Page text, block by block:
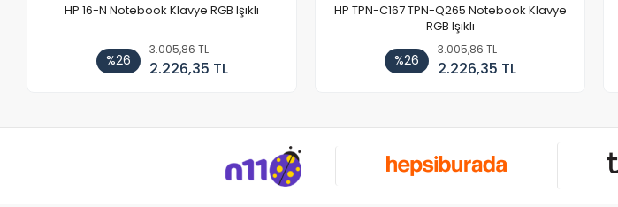
HP 16-N Notebook Klavye RGB Işıklı
%26
3.005,86 TL
2.226,35 TL
HP TPN-C167 TPN-Q265 Notebook Klavye
RGB Işıklı
%26
3.005,86 TL
2.226,35 TL